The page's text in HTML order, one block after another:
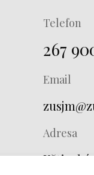
Telefon
267
Email
Adresa
Křtinská